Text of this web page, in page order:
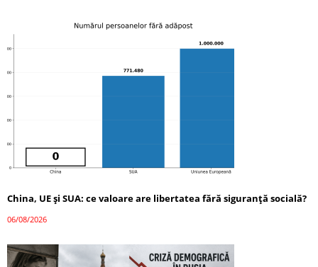
China, UE și SUA: ce valoare are libertatea fără siguranță socială?
06/08/2026